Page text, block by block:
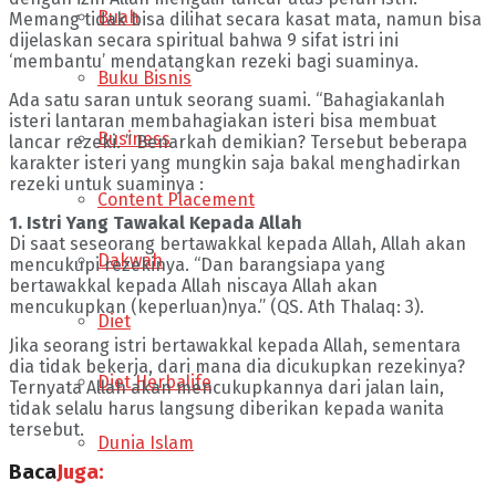
Buah
Buku Bisnis
Business
Content Placement
Dakwah
Diet
Diet Herbalife
Dunia Islam
Memang tidak bisa dilihat secara kasat mata, namun bisa
dijelaskan secara spiritual bahwa 9 sifat istri ini
‘membantu’ mendatangkan rezeki bagi suaminya.
Ada satu saran untuk seorang suami. “Bahagiakanlah
isteri lantaran membahagiakan isteri bisa membuat
lancar rezeki. ” Benarkah demikian? Tersebut beberapa
karakter isteri yang mungkin saja bakal menghadirkan
rezeki untuk suaminya :
1. Istri Yang Tawakal Kepada Allah
Di saat seseorang bertawakkal kepada Allah, Allah akan
mencukupi rezekinya. “Dan barangsiapa yang
bertawakkal kepada Allah niscaya Allah akan
mencukupkan (keperluan)nya.” (QS. Ath Thalaq: 3).
Jika seorang istri bertawakkal kepada Allah, sementara
dia tidak bekerja, dari mana dia dicukupkan rezekinya?
Ternyata Allah akan mencukupkannya dari jalan lain,
tidak selalu harus langsung diberikan kepada wanita
tersebut.
BacaJuga: